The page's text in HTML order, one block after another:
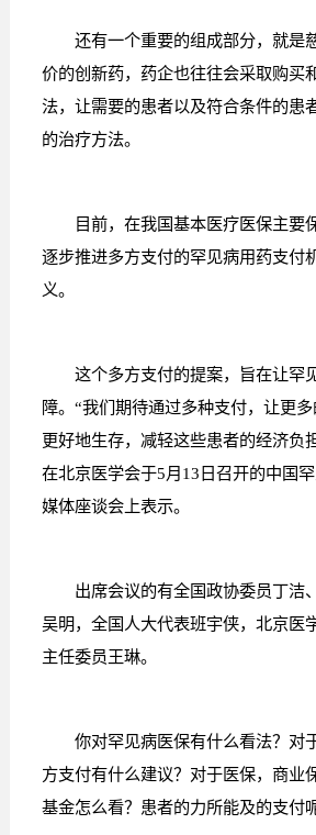
还有一个重要的组成部分，就是
价的创新药，药企也往往会采取购买
法，让需要的患者以及符合条件的患
的治疗方法。
目前，在我国基本医疗医保主要
逐步推进多方支付的罕见病用药支付
义。
这个多方支付的提案，旨在让罕
障。“我们期待通过多种支付，让更
更好地生存，减轻这些患者的经济负
在北京医学会于5月13日召开的中国
媒体座谈会上表示。
出席会议的有全国政协委员丁洁
吴明，全国人大代表班宇侠，北京医
主任委员王琳。
你对罕见病医保有什么看法？对
方支付有什么建议？对于医保，商业
基金怎么看？患者的力所能及的支付